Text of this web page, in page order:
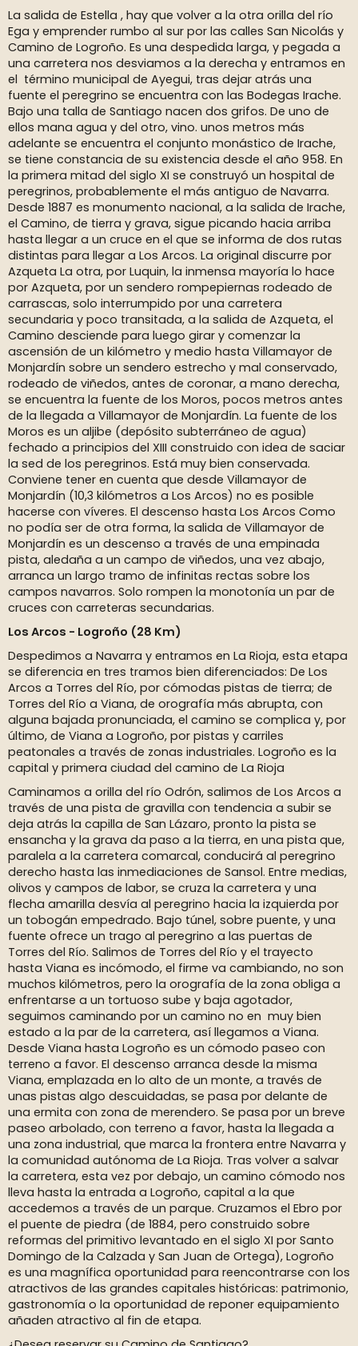
La salida de Estella , hay que volver a la otra orilla del río
Ega y emprender rumbo al sur por las calles San Nicolás y
Camino de Logroño. Es una despedida larga, y pegada a
una carretera nos desviamos a la derecha y entramos en
el término municipal de Ayegui, tras dejar atrás una
fuente el peregrino se encuentra con las Bodegas Irache.
Bajo una talla de Santiago nacen dos grifos. De uno de
ellos mana agua y del otro, vino. unos metros más
adelante se encuentra el conjunto monástico de Irache,
se tiene constancia de su existencia desde el año 958. En
la primera mitad del siglo XI se construyó un hospital de
peregrinos, probablemente el más antiguo de Navarra.
Desde 1887 es monumento nacional, a la salida de Irache,
el Camino, de tierra y grava, sigue picando hacia arriba
hasta llegar a un cruce en el que se informa de dos rutas
distintas para llegar a Los Arcos. La original discurre por
Azqueta La otra, por Luquin, la inmensa mayoría lo hace
por Azqueta, por un sendero rompepiernas rodeado de
carrascas, solo interrumpido por una carretera
secundaria y poco transitada, a la salida de Azqueta, el
Camino desciende para luego girar y comenzar la
ascensión de un kilómetro y medio hasta Villamayor de
Monjardín sobre un sendero estrecho y mal conservado,
rodeado de viñedos, antes de coronar, a mano derecha,
se encuentra la fuente de los Moros, pocos metros antes
de la llegada a Villamayor de Monjardín. La fuente de los
Moros es un aljibe (depósito subterráneo de agua)
fechado a principios del XIII construido con idea de saciar
la sed de los peregrinos. Está muy bien conservada.
Conviene tener en cuenta que desde Villamayor de
Monjardín (10,3 kilómetros a Los Arcos) no es posible
hacerse con víveres. El descenso hasta Los Arcos Como
no podía ser de otra forma, la salida de Villamayor de
Monjardín es un descenso a través de una empinada
pista, aledaña a un campo de viñedos, una vez abajo,
arranca un largo tramo de infinitas rectas sobre los
campos navarros. Solo rompen la monotonía un par de
cruces con carreteras secundarias.
Los Arcos - Logroño (28 Km)
Despedimos a Navarra y entramos en La Rioja, esta etapa
se diferencia en tres tramos bien diferenciados: De Los
Arcos a Torres del Río, por cómodas pistas de tierra; de
Torres del Río a Viana, de orografía más abrupta, con
alguna bajada pronunciada, el camino se complica y, por
último, de Viana a Logroño, por pistas y carriles
peatonales a través de zonas industriales. Logroño es la
capital y primera ciudad del camino de La Rioja
Caminamos a orilla del río Odrón, salimos de Los Arcos a
través de una pista de gravilla con tendencia a subir se
deja atrás la capilla de San Lázaro, pronto la pista se
ensancha y la grava da paso a la tierra, en una pista que,
paralela a la carretera comarcal, conducirá al peregrino
derecho hasta las inmediaciones de Sansol. Entre medias,
olivos y campos de labor, se cruza la carretera y una
flecha amarilla desvía al peregrino hacia la izquierda por
un tobogán empedrado. Bajo túnel, sobre puente, y una
fuente ofrece un trago al peregrino a las puertas de
Torres del Río. Salimos de Torres del Río y el trayecto
hasta Viana es incómodo, el firme va cambiando, no son
muchos kilómetros, pero la orografía de la zona obliga a
enfrentarse a un tortuoso sube y baja agotador,
seguimos caminando por un camino no en muy bien
estado a la par de la carretera, así llegamos a Viana.
Desde Viana hasta Logroño es un cómodo paseo con
terreno a favor. El descenso arranca desde la misma
Viana, emplazada en lo alto de un monte, a través de
unas pistas algo descuidadas, se pasa por delante de
una ermita con zona de merendero. Se pasa por un breve
paseo arbolado, con terreno a favor, hasta la llegada a
una zona industrial, que marca la frontera entre Navarra y
la comunidad autónoma de La Rioja. Tras volver a salvar
la carretera, esta vez por debajo, un camino cómodo nos
lleva hasta la entrada a Logroño, capital a la que
accedemos a través de un parque. Cruzamos el Ebro por
el puente de piedra (de 1884, pero construido sobre
reformas del primitivo levantado en el siglo XI por Santo
Domingo de la Calzada y San Juan de Ortega), Logroño
es una magnífica oportunidad para reencontrarse con los
atractivos de las grandes capitales históricas: patrimonio,
gastronomía o la oportunidad de reponer equipamiento
añaden atractivo al fin de etapa.